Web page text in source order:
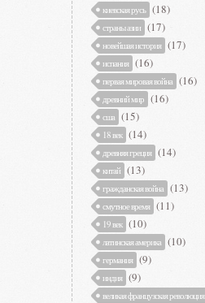
киевская русь (18)
страны азии (17)
новейшая история (17)
испания (16)
первая мировая война (16)
древний мир (16)
сша (15)
18 век (14)
древняя греция (14)
китай (13)
гражданская война (13)
смутное время (11)
19 век (10)
латинская америка (10)
германия (9)
индия (9)
великая французская революция